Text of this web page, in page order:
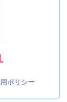
ポリシー